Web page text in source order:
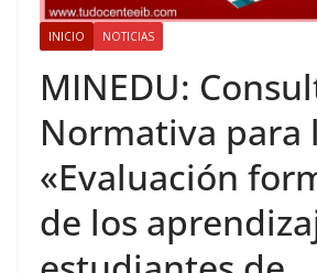
INICIO NOTICIAS
MINEDU:
Normativa para
«Evaluación
de los